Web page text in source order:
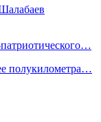
полукилометра…